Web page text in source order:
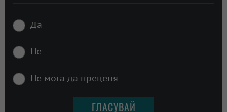
Да
Не
Не мога да преценя